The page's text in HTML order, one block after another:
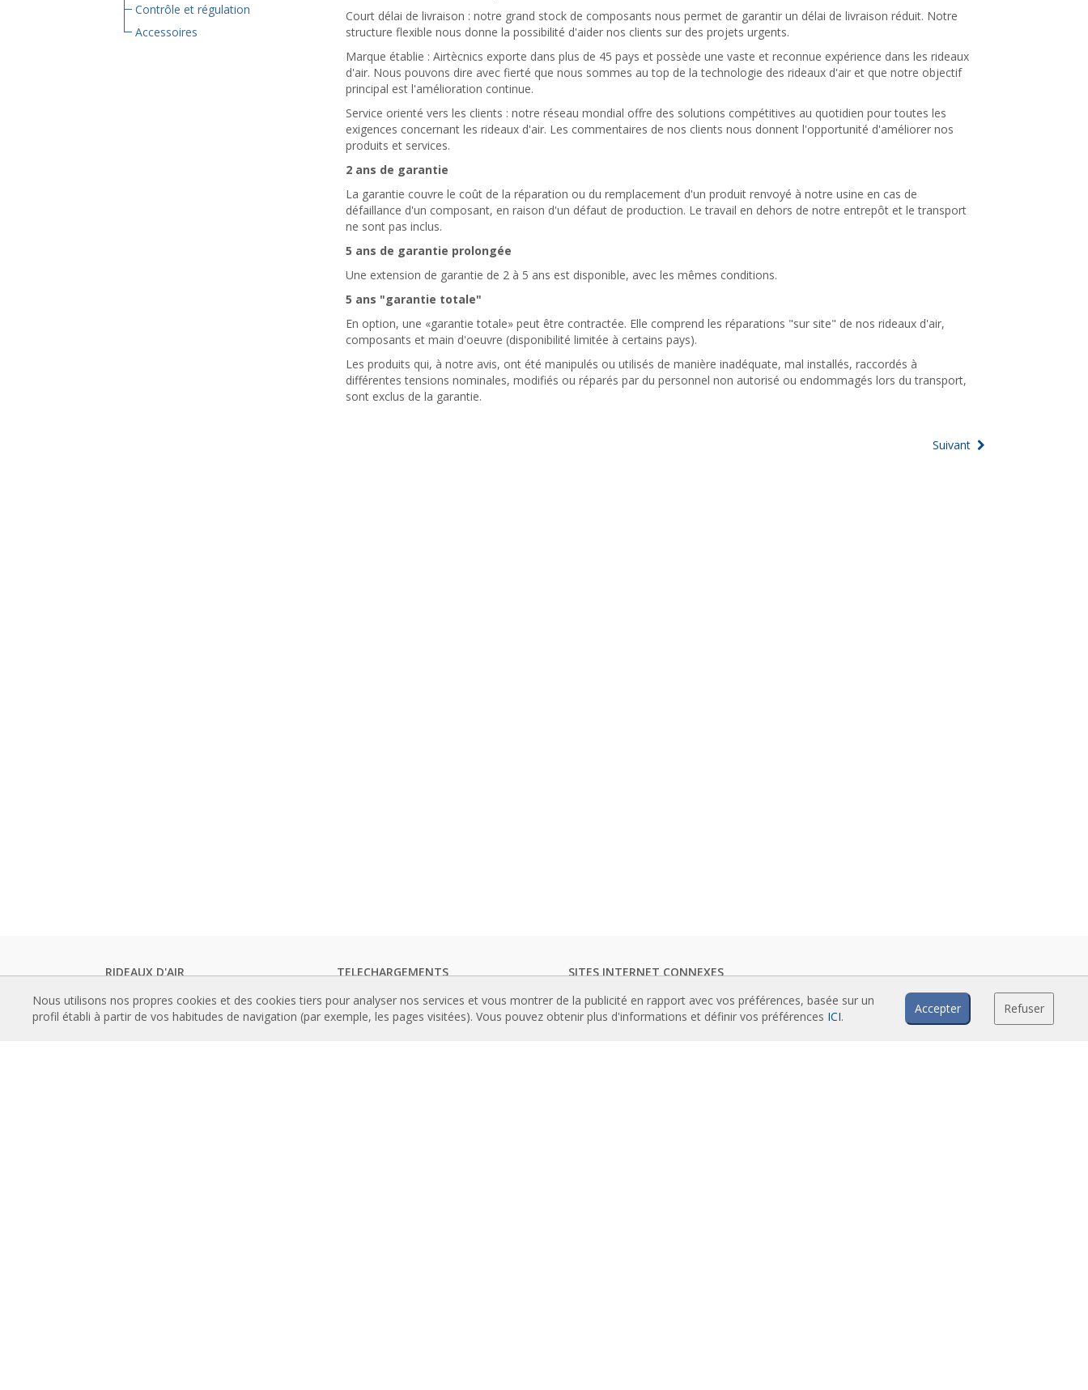
Contrôle et régulation
Accessoires
Court délai de livraison : notre grand stock de composants nous permet de garantir un délai de livraison réduit. Notre
structure flexible nous donne la possibilité d'aider nos clients sur des projets urgents.
Marque établie : Airtècnics exporte dans plus de 45 pays et possède une vaste et reconnue expérience dans les rideaux
d'air. Nous pouvons dire avec fierté que nous sommes au top de la technologie des rideaux d'air et que notre objectif
principal est l'amélioration continue.
Service orienté vers les clients : notre réseau mondial offre des solutions compétitives au quotidien pour toutes les
exigences concernant les rideaux d'air. Les commentaires de nos clients nous donnent l'opportunité d'améliorer nos
produits et services.
2 ans de garantie
La garantie couvre le coût de la réparation ou du remplacement d'un produit renvoyé à notre usine en cas de
défaillance d'un composant, en raison d'un défaut de production. Le travail en dehors de notre entrepôt et le transport
ne sont pas inclus.
5 ans de garantie prolongée
Une extension de garantie de 2 à 5 ans est disponible, avec les mêmes conditions.
5 ans "garantie totale"
En option, une «garantie totale» peut être contractée. Elle comprend les réparations "sur site" de nos rideaux d'air,
composants et main d'oeuvre (disponibilité limitée à certains pays).
Les produits qui, à notre avis, ont été manipulés ou utilisés de manière inadéquate, mal installés, raccordés à
différentes tensions nominales, modifiés ou réparés par du personnel non autorisé ou endommagés lors du transport,
sont exclus de la garantie.
Suivant
RIDEAUX D'AIR
Rideaux d'air standards
Rideaux d'air encastré
Rideaux d'air designs, sur mesure et
TELECHARGEMENTS
Catalogues de rideaux d'air
Documentation technique
Certificats de qualité
SITES INTERNET CONNEXES
Rideaux d’air
Actuadores
Cortinas de aire
Nous utilisons nos propres cookies et des cookies tiers pour analyser nos services et vous montrer de la publicité en rapport avec vos préférences, basée sur un
profil établi à partir de vos habitudes de navigation (par exemple, les pages visitées). Vous pouvez obtenir plus d'informations et définir vos préférences ICI.
Accepter Refuser